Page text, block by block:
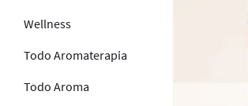
Wellness
Todo Aromaterapia
Todo Aroma